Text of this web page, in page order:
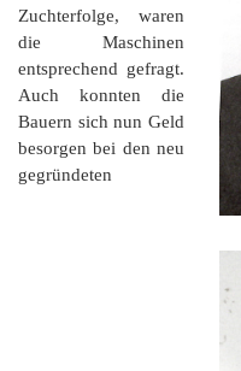
Zuchterfolge, waren
die Maschinen
entsprechend gefragt.
Auch konnten die
Bauern sich nun Geld
besorgen bei den neu
gegründeten